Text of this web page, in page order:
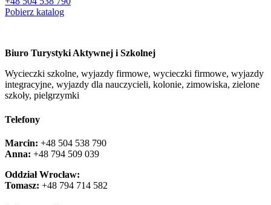
Pobierz katalog
Biuro Turystyki Aktywnej i Szkolnej
Wycieczki szkolne, wyjazdy firmowe, wycieczki firmowe, wyjazdy
integracyjne, wyjazdy dla nauczycieli, kolonie, zimowiska, zielone
szkoły, pielgrzymki
Telefony
Marcin: +48 504 538 790
Anna: +48 ‭794 509 039‬
Oddział Wrocław:
Tomasz: +48 794 714 582